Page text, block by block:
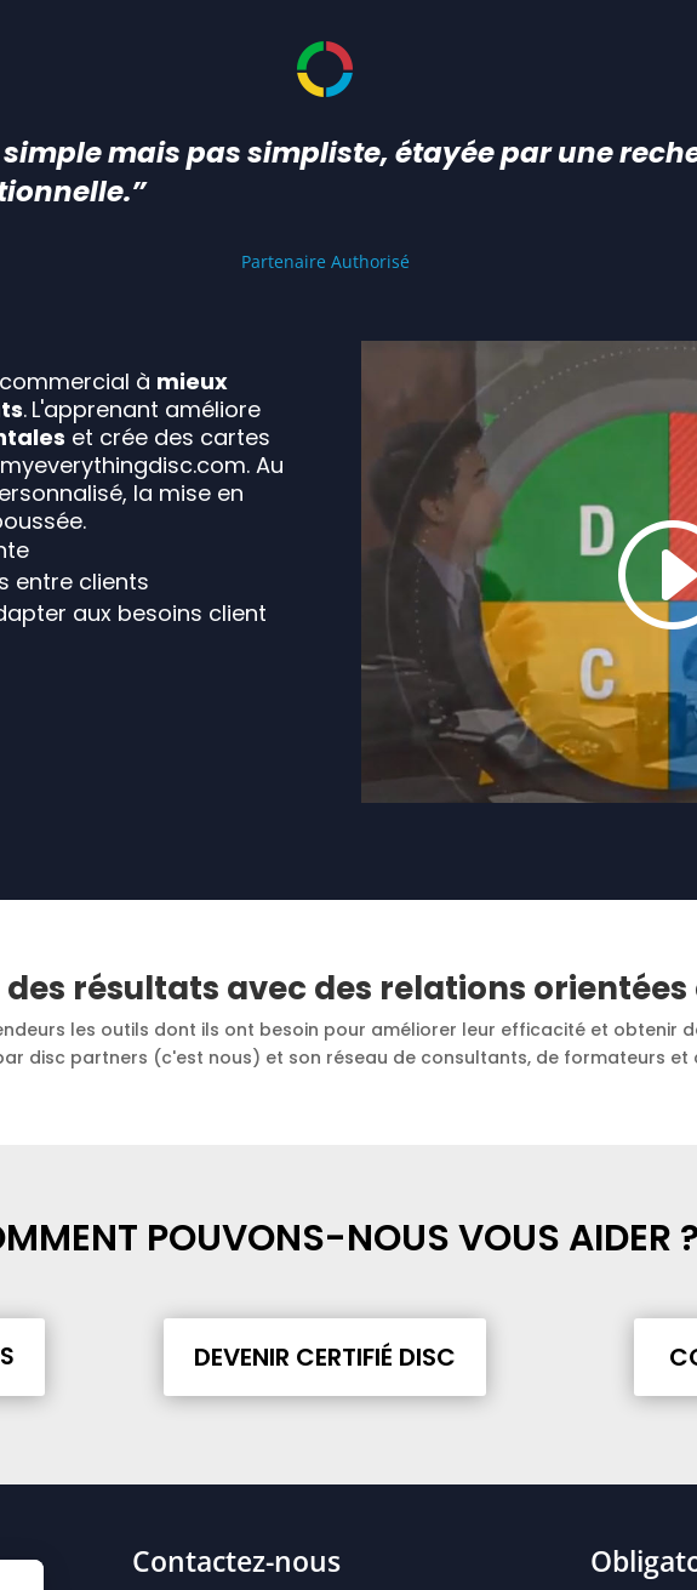
simple mais pas simpliste, étayée par une
Partenaire Authorisé
à mieux
. L'apprenant améliore
et crée des cartes
Au
la mise en
entre clients
aux besoins client
des résultats avec des relations
les outils dont ils ont besoin pour améliorer leur efficacité et obtenir
par disc partners (c'est nous) et son réseau de consultants, de formateurs et
POUVONS-NOUS VOUS AIDER ?
DEVENIR CERTIFIÉ DISC
Contactez-nous